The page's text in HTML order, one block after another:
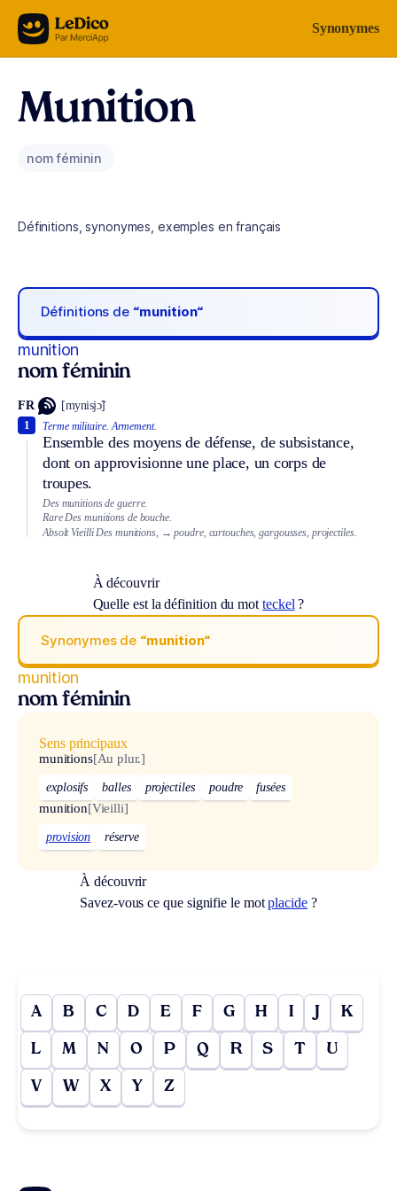
Aller au contenu Synonymes
Munition
nom féminin
Définitions, synonymes, exemples en français
Définitions de “munition“
munition
nom féminin
FR [mynisjɔ̃]
Terme militaire. Armement.
Ensemble des moyens de défense, de subsistance,
dont on approvisionne une place, un corps de
troupes.
1
Des munitions de guerre.
Rare Des munitions de bouche.
Absolt Vieilli Des munitions, → poudre, cartouches, gargousses, projectiles.
À découvrir
Quelle est la définition du motteckel ?
Synonymes de “munition“
munition
nom féminin
Sens principaux
munitions[Au plur.]
explosifs balles projectiles poudre fusées
munition[Vieilli]
provision réserve
À découvrir
Savez-vous ce que signifie le motplacide?
A B C D E F G H I J K
L M N O P Q R S T U
V W X Y Z